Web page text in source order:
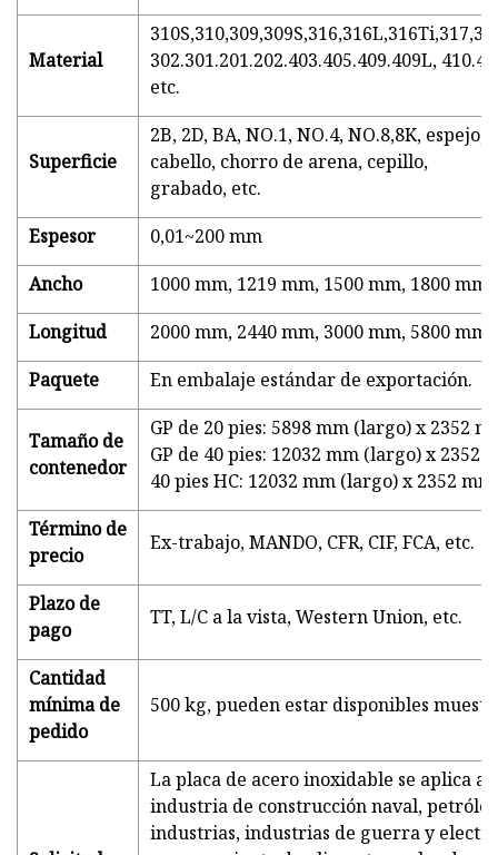
Material
302.301.201.202.403.405.409.409L,
etc.
Superficie
2B, 2D, BA, NO.1, NO.4, NO.8,8K,
cabello, chorro de arena, cepillo,
grabado, etc.
Espesor
0,01~200 mm
Ancho
1000 mm, 1219 mm, 1500 mm, 1800
Longitud
2000 mm, 2440 mm, 3000 mm, 5800
Paquete
En embalaje estándar de exportación.
Tamaño de
contenedor
GP de 20 pies: 5898 mm (largo) x 2352
GP de 40 pies: 12032 mm (largo) x 2352
40 pies HC: 12032 mm (largo) x 2352
Término de
precio
Ex-trabajo, MANDO, CFR, CIF, FCA, etc.
Plazo de
pago
TT, L/C a la vista, Western Union, etc.
Cantidad
mínima de
pedido
500 kg, pueden estar disponibles
La placa de acero inoxidable se aplica
industria de construcción naval,
industrias, industrias de guerra y